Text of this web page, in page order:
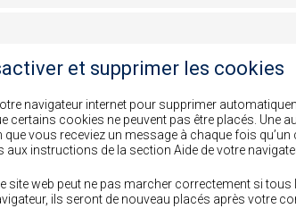
et supprimer les cookies
navigateur internet pour supprimer
certains cookies ne peuvent pas être placés. Une
que vous receviez un message à chaque fois
instructions de la section Aide de votre
site web peut ne pas marcher correctement si
ils seront de nouveau placés après votre